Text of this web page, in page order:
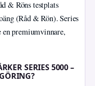
& Röns testplats
(Råd & Rön). Series
en premiumvinnare,
SERIES 5000 –